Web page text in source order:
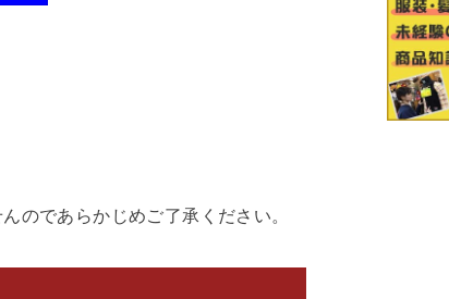
のであらかじめご了承ください。